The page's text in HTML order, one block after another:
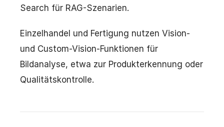
Search für RAG-Szenarien.
Einzelhandel und Fertigung nutzen Vision-
und Custom-Vision-Funktionen für
Bildanalyse, etwa zur Produkterkennung oder
Qualitätskontrolle.